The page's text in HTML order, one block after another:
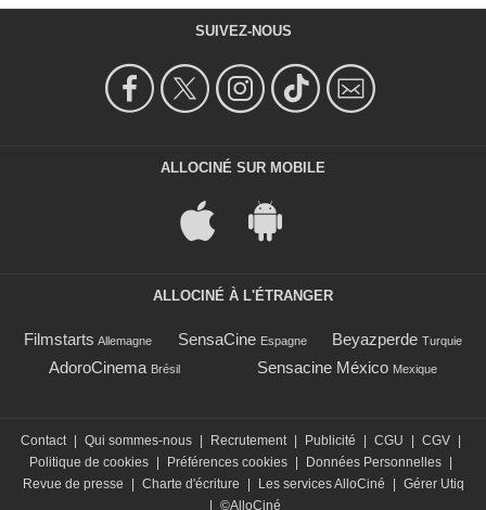
SUIVEZ-NOUS
ALLOCINÉ SUR MOBILE
ALLOCINÉ À L'ÉTRANGER
Filmstarts Allemagne SensaCine Espagne Beyazperde Turquie
AdoroCinema Brésil Sensacine México Mexique
Contact | Qui sommes-nous | Recrutement | Publicité | CGU | CGV |
Politique de cookies | Préférences cookies | Données Personnelles |
Revue de presse
| Charte d'écriture | Les services AlloCiné | Gérer Utiq
| ©AlloCiné